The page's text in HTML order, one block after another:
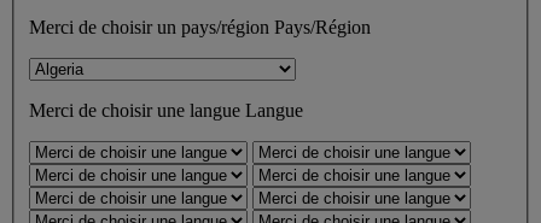
Merci de choisir un pays/région Pays/Région
Merci de choisir une langue Langue